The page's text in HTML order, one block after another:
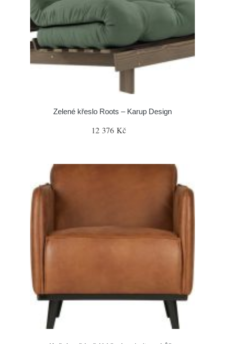
Zelené křeslo Roots – Karup Design
12 376 Kč